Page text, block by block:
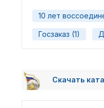
10 лет
Госзаказ (1)
Скачать